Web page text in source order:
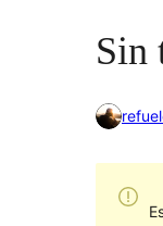
Sin